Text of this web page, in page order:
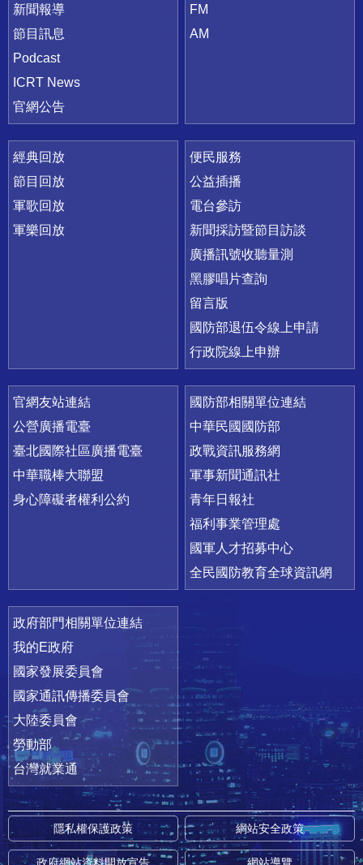
新聞報導
節目訊息
Podcast
ICRT News
官網公告
FM
AM
經典回放
節目回放
軍歌回放
軍樂回放
便民服務
公益插播
電台參訪
新聞採訪暨節目訪談
廣播訊號收聽量測
黑膠唱片查詢
留言版
國防部退伍令線上申請
行政院線上申辦
官網友站連結
公營廣播電臺
臺北國際社區廣播電臺
中華職棒大聯盟
身心障礙者權利公約
國防部相關單位連結
中華民國國防部
政戰資訊服務網
軍事新聞通訊社
青年日報社
福利事業管理處
國軍人才招募中心
全民國防教育全球資訊網
政府部門相關單位連結
我的E政府
國家發展委員會
國家通訊傳播委員會
大陸委員會
勞動部
台灣就業通
隱私權保護政策 網站安全政策